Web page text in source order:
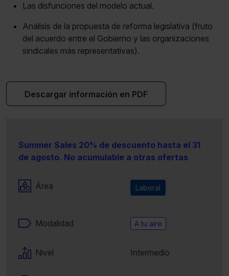
Las disfunciones del modelo actual.
Análisis de la propuesta de reforma legislativa (fruto
del acuerdo entre el Gobierno y las organizaciones
sindicales más representativas).
Descargar información en PDF
Summer Sales 20% de descuento hasta el 31
de agosto. No acumulable a otras ofertas
Área Laboral
Modalidad A tu aire
Nivel Intermedio